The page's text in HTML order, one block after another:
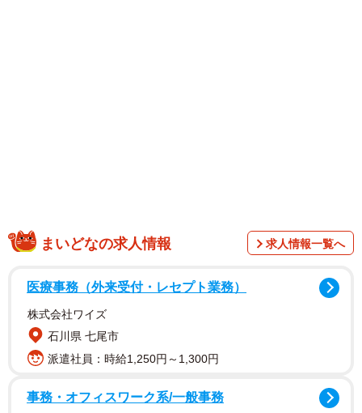
になる三つ子の赤ちゃんの4人を育てるママ、
お腹の中で、上手に住み分けをしていたという三つ子の
赤ちゃんたち。エコー写真を見ると、一目瞭然ですね。
まいどなの求人情報 求人情報一覧へ
医療事務（外来受付・レセプト業務）
株式会社ワイズ
石川県 七尾市
派遣社員：時給1,250円～1,300円
事務・オフィスワーク系/一般事務